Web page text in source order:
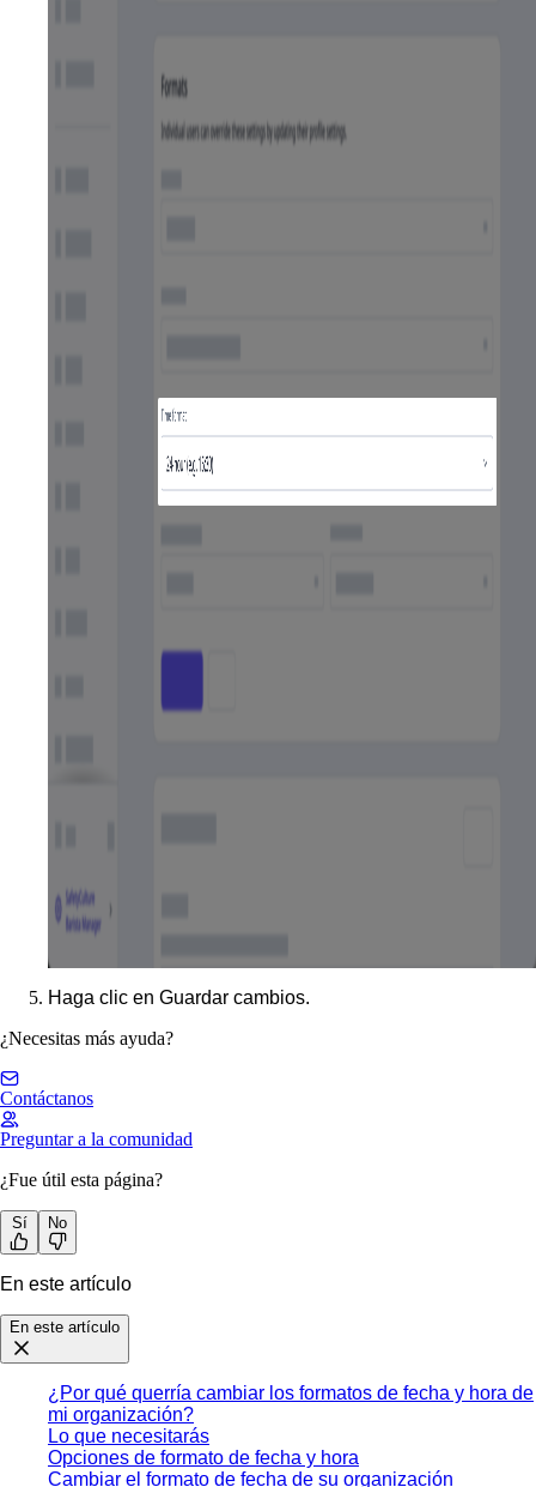
Haga clic en Guardar cambios.
¿Necesitas más ayuda?
Contáctanos
Preguntar a la comunidad
¿Fue útil esta página?
Sí No
En este artículo
En este artículo
¿Por qué querría cambiar los formatos de fecha y hora de
mi organización?
Lo que necesitarás
Opciones de formato de fecha y hora
Cambiar el formato de fecha de su organización